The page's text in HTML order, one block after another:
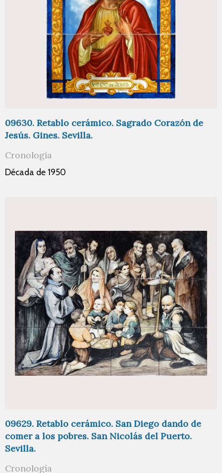
09630. Retablo cerámico. Sagrado Corazón de
Jesús. Gines. Sevilla.
Cronología
Década de 1950
09629. Retablo cerámico. San Diego dando de
comer a los pobres. San Nicolás del Puerto.
Sevilla.
Cronología